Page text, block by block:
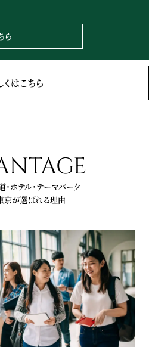
ら
くはこちら
・ホテル・テーマパーク
京が選ばれる理由